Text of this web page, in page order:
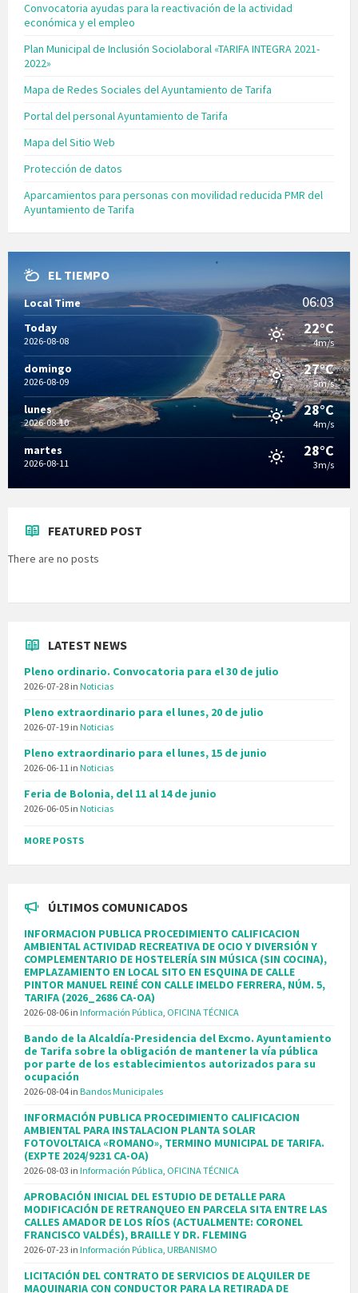
Convocatoria ayudas para la reactivación de la actividad
económica y el empleo
Plan Municipal de Inclusión Sociolaboral «TARIFA INTEGRA 2021-
2022»
Mapa de Redes Sociales del Ayuntamiento de Tarifa
Portal del personal Ayuntamiento de Tarifa
Mapa del Sitio Web
Protección de datos
Aparcamientos para personas con movilidad reducida PMR del
Ayuntamiento de Tarifa
EL TIEMPO
Local Time 06:03
Today
2026-08-08
22°C
4m/s
domingo
2026-08-09
27°C
5m/s
lunes
2026-08-10
28°C
4m/s
martes
2026-08-11
28°C
3m/s
FEATURED POST
There are no posts
LATEST NEWS
Pleno ordinario. Convocatoria para el 30 de julio
2026-07-28 in Noticias
Pleno extraordinario para el lunes, 20 de julio
2026-07-19 in Noticias
Pleno extraordinario para el lunes, 15 de junio
2026-06-11 in Noticias
Feria de Bolonia, del 11 al 14 de junio
2026-06-05 in Noticias
MORE POSTS
ÚLTIMOS COMUNICADOS
INFORMACION PUBLICA PROCEDIMIENTO CALIFICACION
AMBIENTAL ACTIVIDAD RECREATIVA DE OCIO Y DIVERSIÓN Y
COMPLEMENTARIO DE HOSTELERÍA SIN MÚSICA (SIN COCINA),
EMPLAZAMIENTO EN LOCAL SITO EN ESQUINA DE CALLE
PINTOR MANUEL REINÉ CON CALLE IMELDO FERRERA, NÚM. 5,
TARIFA (2026_2686 CA-OA)
2026-08-06 in Información Pública, OFICINA TÉCNICA
Bando de la Alcaldía-Presidencia del Excmo. Ayuntamiento
de Tarifa sobre la obligación de mantener la vía pública
por parte de los establecimientos autorizados para su
ocupación
2026-08-04 in Bandos Municipales
INFORMACIÓN PUBLICA PROCEDIMIENTO CALIFICACION
AMBIENTAL PARA INSTALACION PLANTA SOLAR
FOTOVOLTAICA «ROMANO», TERMINO MUNICIPAL DE TARIFA.
(EXPTE 2024/9231 CA-OA)
2026-08-03 in Información Pública, OFICINA TÉCNICA
APROBACIÓN INICIAL DEL ESTUDIO DE DETALLE PARA
MODIFICACIÓN DE RETRANQUEO EN PARCELA SITA ENTRE LAS
CALLES AMADOR DE LOS RÍOS (ACTUALMENTE: CORONEL
FRANCISCO VALDÉS), BRAILLE Y DR. FLEMING
2026-07-23 in Información Pública, URBANISMO
LICITACIÓN DEL CONTRATO DE SERVICIOS DE ALQUILER DE
MAQUINARIA CON CONDUCTOR PARA LA RETIRADA DE